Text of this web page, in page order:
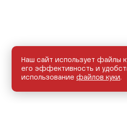
Наш сайт использует файлы
его эффективность и
использование файлов куки.